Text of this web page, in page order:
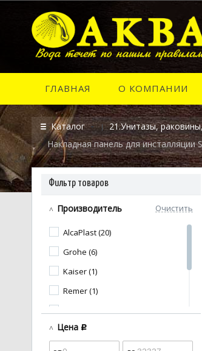
ГЛАВНАЯ О КОМПАНИИ
Каталог 21.Унитазы,
Накладная панель для
Фильтр товаров
Производитель Очистить
AlcaPlast (20)
Grohe (6)
Kaiser (1)
Remer (1)
Анипласт (17)
Цена c